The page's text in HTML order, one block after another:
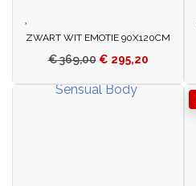
ZWART WIT EMOTIE 90X120CM
€369,00 € 295,20